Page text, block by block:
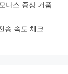
나스 증상 거품
송 속도 체크